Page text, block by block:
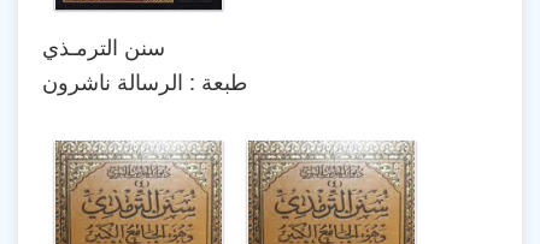
سنن الترمـذي
طبعة : الرسالة ناشرون